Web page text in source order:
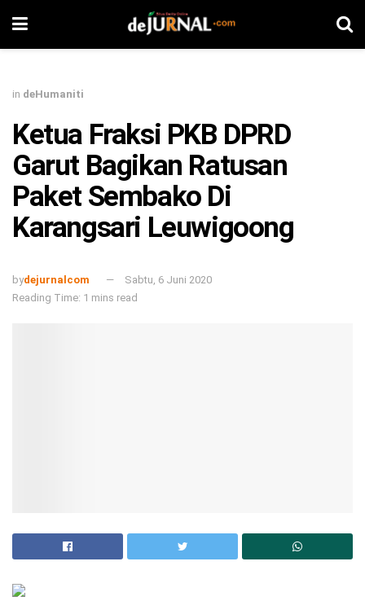
in deHumaniti
Ketua Fraksi PKB DPRD
Garut Bagikan Ratusan
Paket Sembako Di
Karangsari Leuwigoong
bydejurnalcom
Sabtu, 6 Juni 2020
Reading Time: 1 mins read